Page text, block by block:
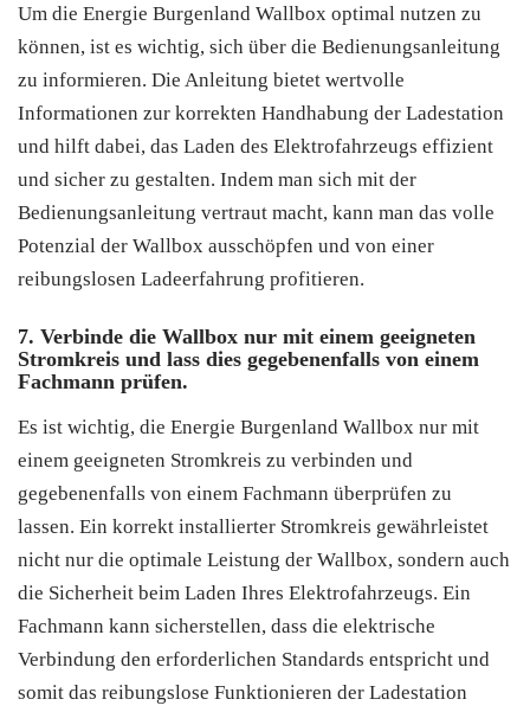
Um die Energie Burgenland Wallbox optimal nutzen zu
können, ist es wichtig, sich über die Bedienungsanleitung
zu informieren. Die Anleitung bietet wertvolle
Informationen zur korrekten Handhabung der Ladestation
und hilft dabei, das Laden des Elektrofahrzeugs effizient
und sicher zu gestalten. Indem man sich mit der
Bedienungsanleitung vertraut macht, kann man das volle
Potenzial der Wallbox ausschöpfen und von einer
reibungslosen Ladeerfahrung profitieren.
7. Verbinde die Wallbox nur mit einem geeigneten
Stromkreis und lass dies gegebenenfalls von einem
Fachmann prüfen.
Es ist wichtig, die Energie Burgenland Wallbox nur mit
einem geeigneten Stromkreis zu verbinden und
gegebenenfalls von einem Fachmann überprüfen zu
lassen. Ein korrekt installierter Stromkreis gewährleistet
nicht nur die optimale Leistung der Wallbox, sondern auch
die Sicherheit beim Laden Ihres Elektrofahrzeugs. Ein
Fachmann kann sicherstellen, dass die elektrische
Verbindung den erforderlichen Standards entspricht und
somit das reibungslose Funktionieren der Ladestation